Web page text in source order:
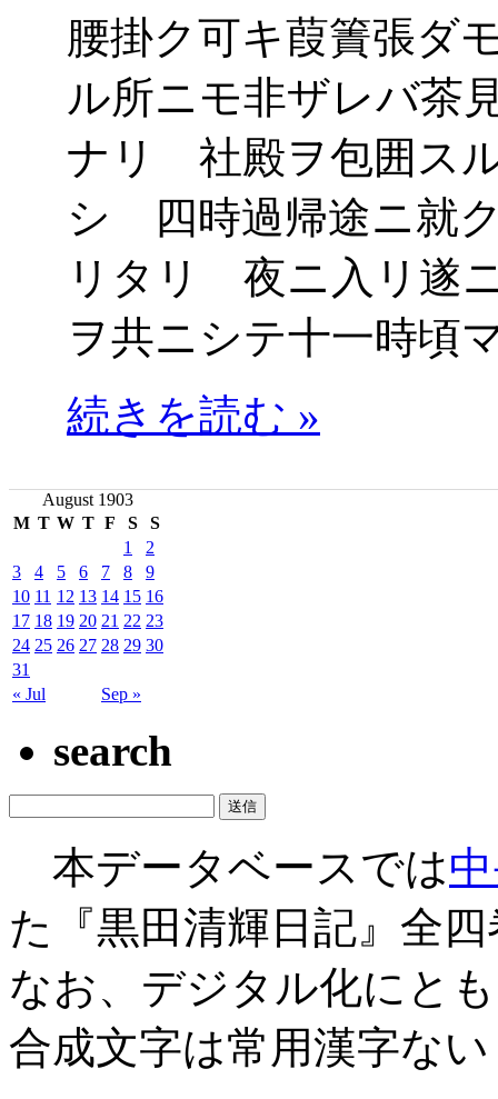
腰掛ク可キ葭簀張ダ
ル所ニモ非ザレバ茶
ナリ 社殿ヲ包囲ス
シ 四時過帰途ニ就
リタリ 夜ニ入リ遂
ヲ共ニシテ十一時頃
続きを読む »
August 1903
M T W T F S S
« Jul Sep »
1
2
3
4 5 6 7 8
9
10 11 12 13 14 15 16
17 18 19 20 21 22 23
24 25 26 27 28 29 30
31
search
本データベースでは
た『黒田清輝日記』全
なお、デジタル化にと
合成文字は常用漢字な